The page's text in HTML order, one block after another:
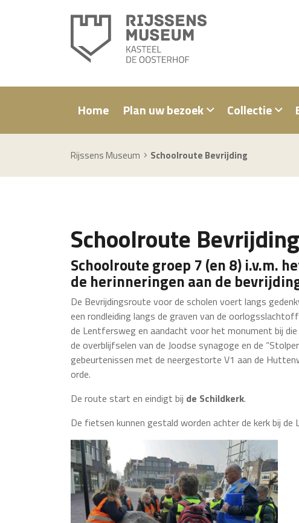
Home Plan uw bezoek Collectie
Rijssens Museum Schoolroute Bevrijding
Schoolroute Bevrijding
Schoolroute groep 7 (en 8) i.v.m.
de herinneringen aan de
De Bevrijdingsroute voor de scholen voert langs
een rondleiding langs de graven van de
de Lentfersweg en aandacht voor het monument bij
de overblijfselen van de Joodse synagoge en de
gebeurtenissen met de neergestorte V1 aan de
orde.
De route start en eindigt bij de Schildkerk.
De fietsen kunnen gestald worden achter de kerk bij de